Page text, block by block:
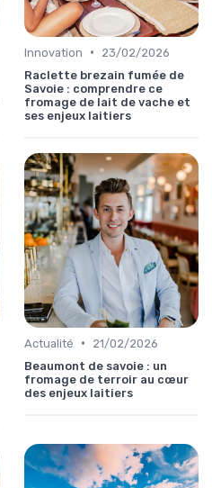
Innovation •
23/02/2026
Raclette brezain fumée de
Savoie : comprendre ce
fromage de lait de vache et
ses enjeux laitiers
Actualité •
21/02/2026
Beaumont de savoie : un
fromage de terroir au cœur
des enjeux laitiers